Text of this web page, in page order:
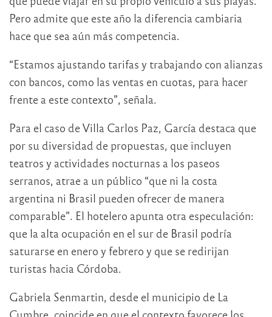
Pero admite que este año la diferencia cambiaria
hace que sea aún más competencia.
“Estamos ajustando tarifas y trabajando con alianzas
con bancos, como las ventas en cuotas, para hacer
frente a este contexto”, señala.
Para el caso de Villa Carlos Paz, García destaca que
por su diversidad de propuestas, que incluyen
teatros y actividades nocturnas a los paseos
serranos, atrae a un público “que ni la costa
argentina ni Brasil pueden ofrecer de manera
comparable”. El hotelero apunta otra especulación:
que la alta ocupación en el sur de Brasil podría
saturarse en enero y febrero y que se redirijan
turistas hacia Córdoba.
Gabriela Senmartin, desde el municipio de La